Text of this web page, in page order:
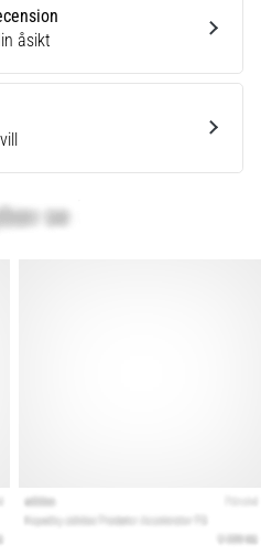
åsikt